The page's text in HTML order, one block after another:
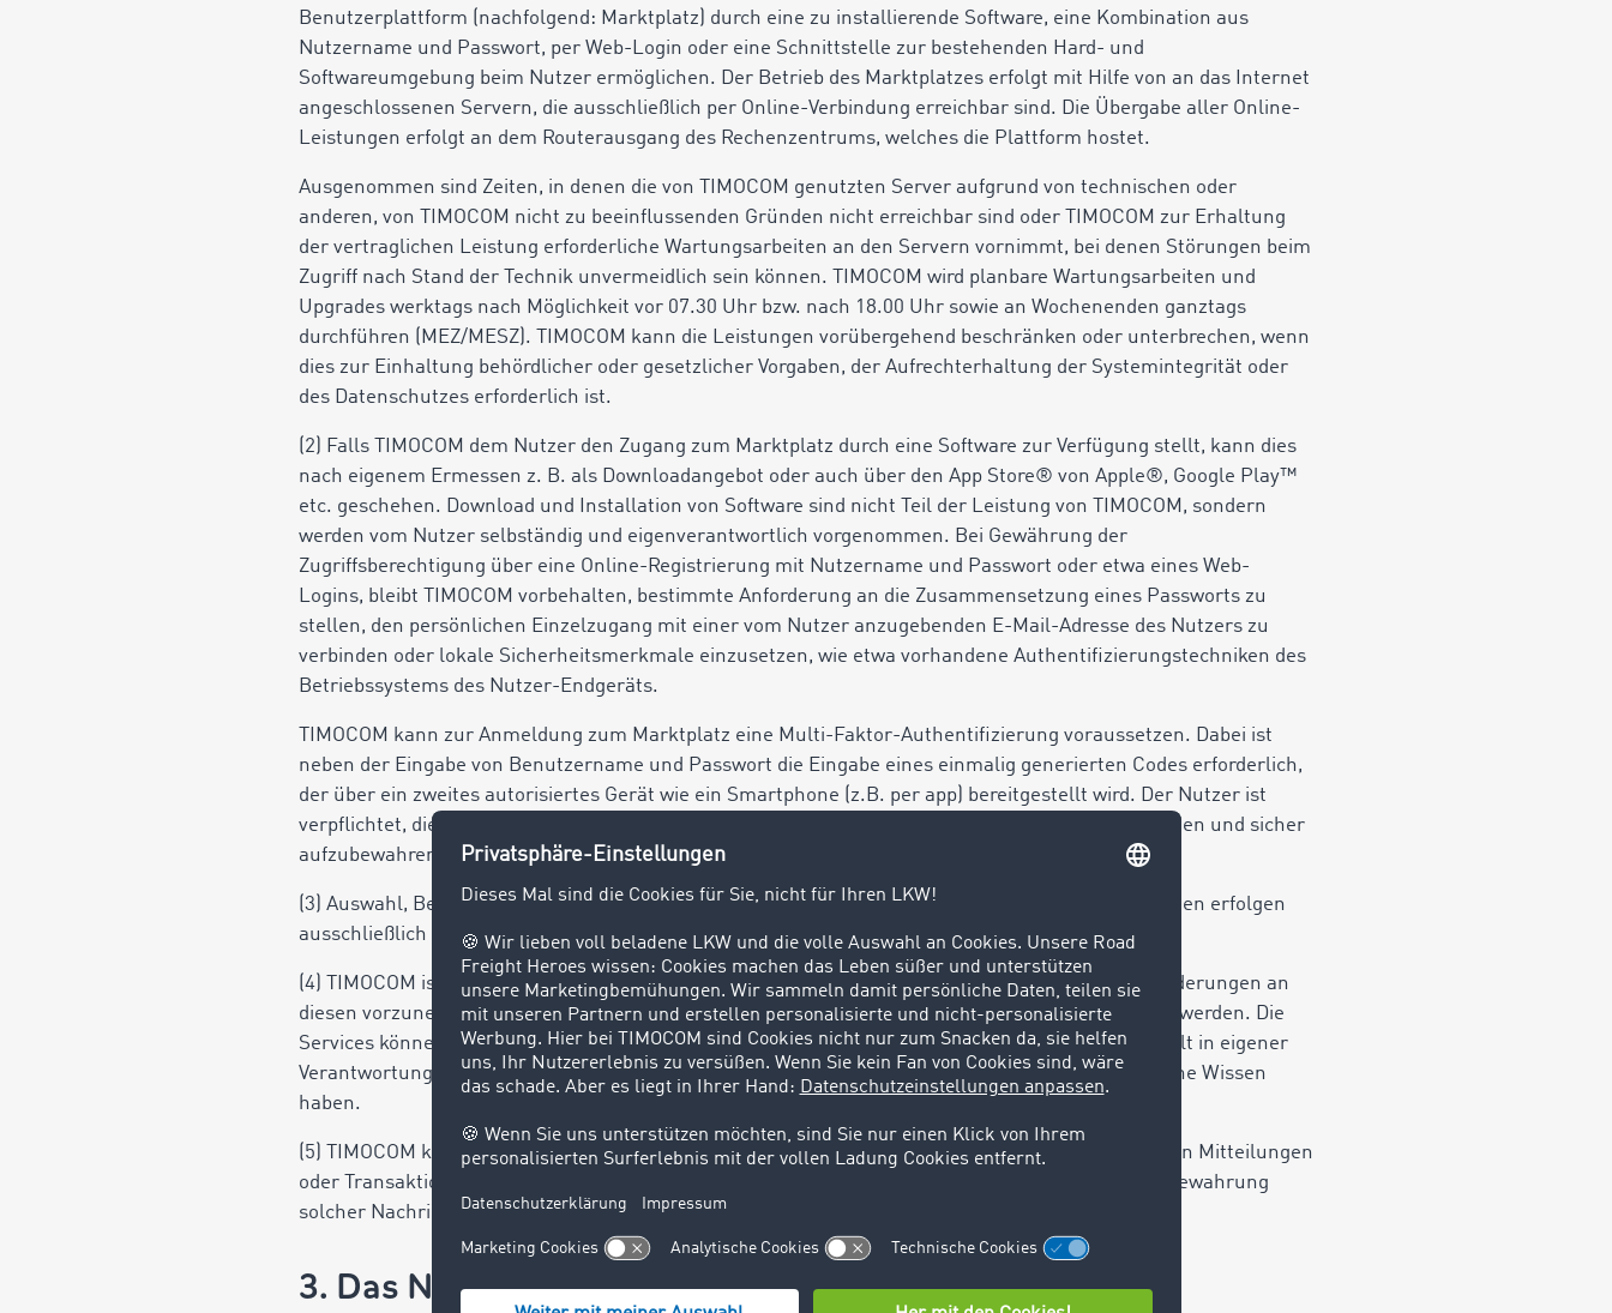
Benutzerplattform (nachfolgend: Marktplatz) durch eine zu installierende Software, eine Kombination aus
Nutzername und Passwort, per Web-Login oder eine Schnittstelle zur bestehenden Hard- und
Softwareumgebung beim Nutzer ermöglichen. Der Betrieb des Marktplatzes erfolgt mit Hilfe von an das Internet
angeschlossenen Servern, die ausschließlich per Online-Verbindung erreichbar sind. Die Übergabe aller Online-
Leistungen erfolgt an dem Routerausgang des Rechenzentrums, welches die Plattform hostet.
Ausgenommen sind Zeiten, in denen die von TIMOCOM genutzten Server aufgrund von technischen oder
anderen, von TIMOCOM nicht zu beeinflussenden Gründen nicht erreichbar sind oder TIMOCOM zur Erhaltung
der vertraglichen Leistung erforderliche Wartungsarbeiten an den Servern vornimmt, bei denen Störungen beim
Zugriff nach Stand der Technik unvermeidlich sein können. TIMOCOM wird planbare Wartungsarbeiten und
Upgrades werktags nach Möglichkeit vor 07.30 Uhr bzw. nach 18.00 Uhr sowie an Wochenenden ganztags
durchführen (MEZ/MESZ). TIMOCOM kann die Leistungen vorübergehend beschränken oder unterbrechen, wenn
dies zur Einhaltung behördlicher oder gesetzlicher Vorgaben, der Aufrechterhaltung der Systemintegrität oder
des Datenschutzes erforderlich ist.
(2) Falls TIMOCOM dem Nutzer den Zugang zum Marktplatz durch eine Software zur Verfügung stellt, kann dies
nach eigenem Ermessen z. B. als Downloadangebot oder auch über den App Store® von Apple®, Google Play™
etc. geschehen. Download und Installation von Software sind nicht Teil der Leistung von TIMOCOM, sondern
werden vom Nutzer selbständig und eigenverantwortlich vorgenommen. Bei Gewährung der
Zugriffsberechtigung über eine Online-Registrierung mit Nutzername und Passwort oder etwa eines Web-
Logins, bleibt TIMOCOM vorbehalten, bestimmte Anforderung an die Zusammensetzung eines Passworts zu
stellen, den persönlichen Einzelzugang mit einer vom Nutzer anzugebenden E-Mail-Adresse des Nutzers zu
verbinden oder lokale Sicherheitsmerkmale einzusetzen, wie etwa vorhandene Authentifizierungstechniken des
Betriebssystems des Nutzer-Endgeräts.
TIMOCOM kann zur Anmeldung zum Marktplatz eine Multi-Faktor-Authentifizierung voraussetzen. Dabei ist
neben der Eingabe von Benutzername und Passwort die Eingabe eines einmalig generierten Codes erforderlich,
der über ein zweites autorisiertes Gerät wie ein Smartphone (z.B. per app) bereitgestellt wird. Der Nutzer ist
verpflichtet, dieses zweite Gerät ebenso wie seine Anmeldedaten vor unbefugtem Zugriff zu schützen und sicher
aufzubewahren.
(3) Auswahl, Beschaffung und Einsatz erforderlicher Hard- und Software und Datenfernverbindungen erfolgen
ausschließlich durch den Nutzer und auf dessen Risiko.
(4) TIMOCOM ist berechtigt, im Rahmen der Weiterentwicklung und Optimierung ihrer Services Änderungen an
diesen vorzunehmen, sofern hierdurch nicht die wesentlichen Leistungsmerkmale eingeschränkt werden. Die
Services können Systeme mit künstlicher Intelligenz (nachfolgend: AI) beinhalten. Der Nutzer stellt in eigener
Verantwortung sicher, dass die in seinem Unternehmen damit befassten Personen das erforderliche Wissen
haben.
(5) TIMOCOM kann dem Nutzer über den Marktplatz Benachrichtigungen zu Angeboten, erhaltenen Mitteilungen
oder Transaktionen übermitteln. TIMOCOM bleibt vorbehalten, die Anzahl, Anzeigedauer und Aufbewahrung
solcher Nachrichten zu bestimmen und zu begrenzen.
3. Das Nutzungsrecht